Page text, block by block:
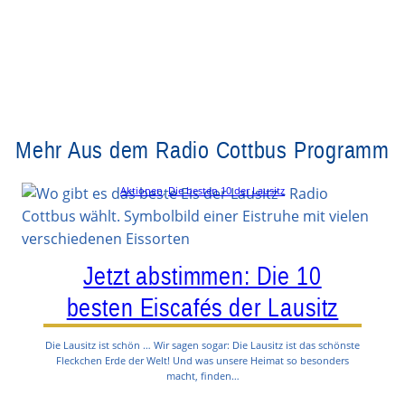
Mehr Aus dem Radio Cottbus Programm
Aktionen, Die besten 10 der Lausitz
Jetzt abstimmen: Die 10
besten Eiscafés der Lausitz
Die Lausitz ist schön … Wir sagen sogar: Die Lausitz ist das schönste
Fleckchen Erde der Welt! Und was unsere Heimat so besonders
macht, finden…